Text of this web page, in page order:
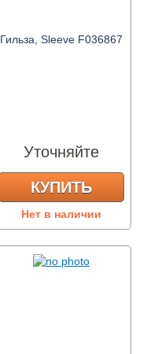
Гильза, Sleeve F036867
Уточняйте
КУПИТЬ
Нет в наличии